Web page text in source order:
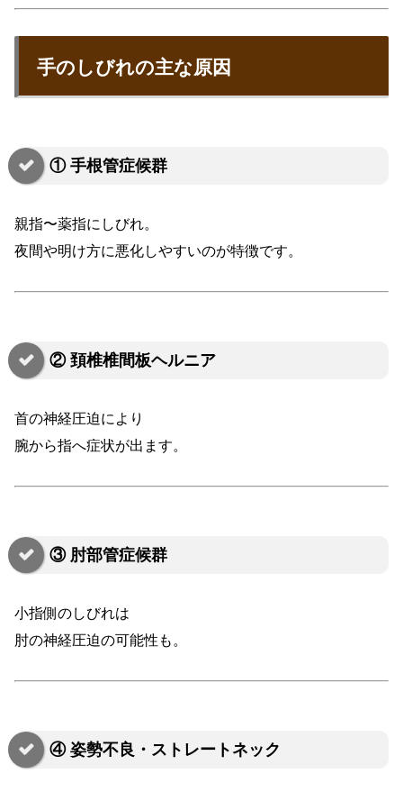
手のしびれの主な原因
① 手根管症候群
親指〜薬指にしびれ。
夜間や明け方に悪化しやすいのが特徴です。
② 頚椎椎間板ヘルニア
首の神経圧迫により
腕から指へ症状が出ます。
③ 肘部管症候群
小指側のしびれは
肘の神経圧迫の可能性も。
④ 姿勢不良・ストレートネック